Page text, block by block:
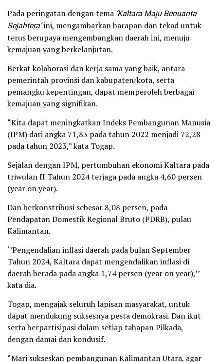
Pada peringatan dengan tema ‘Kaltara Maju Benuanta
Sejahtera’ini, mengambarkan harapan dan tekad untuk
terus berupaya mengembangkan daerah ini, menuju
kemajuan yang berkelanjutan.
Berkat kolaborasi dan kerja sama yang baik, antara
pemerintah provinsi dan kabupaten/kota, serta
pemangku kepentingan, dapat memperoleh berbagai
kemajuan yang signifikan.
“Kita dapat meningkatkan Indeks Pembangunan Manusia
(IPM) dari angka 71,83 pada tahun 2022 menjadi 72,28
pada tahun 2023,” kata Togap.
Sejalan dengan IPM, pertumbuhan ekonomi Kaltara pada
triwulan II Tahun 2024 terjaga pada angka 4,60 persen
(year on year).
Dan berkonstribusi sebesar 8,08 persen, pada
Pendapatan Domestik Regional Bruto (PDRB), pulau
Kalimantan.
‘’Pengendalian inflasi daerah pada bulan September
Tahun 2024, Kaltara dapat mengendalikan inflasi di
daerah berada pada angka 1,74 persen (year on year),’’
kata dia.
Togap, mengajak seluruh lapisan masyarakat, untuk
dapat mendukung suksesnya pesta demokrasi. Dan ikut
serta berpartisipasi dalam setiap tahapan Pilkada,
dengan damai dan kondusif.
“Mari sukseskan pembangunan Kalimantan Utara, agar